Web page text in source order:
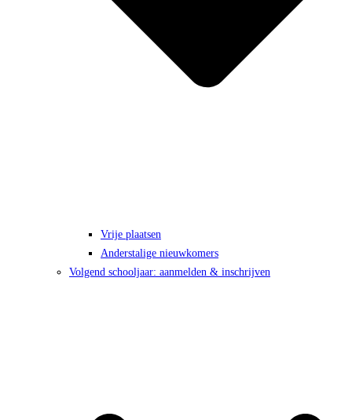
Vrije plaatsen
Anderstalige nieuwkomers
Volgend schooljaar: aanmelden & inschrijven